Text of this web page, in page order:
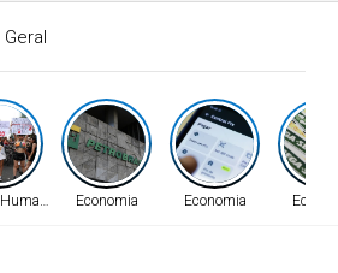
Geral
Economia Economia